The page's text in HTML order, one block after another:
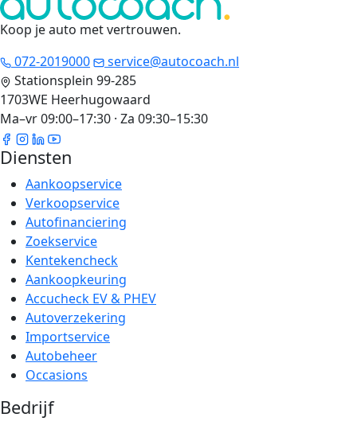
Koop je auto met vertrouwen.
072-2019000
service@autocoach.nl
Stationsplein 99-285
1703WE Heerhugowaard
Ma–vr 09:00–17:30 · Za 09:30–15:30
Diensten
Aankoopservice
Verkoopservice
Autofinanciering
Zoekservice
Kentekencheck
Aankoopkeuring
Accucheck EV & PHEV
Autoverzekering
Importservice
Autobeheer
Occasions
Bedrijf